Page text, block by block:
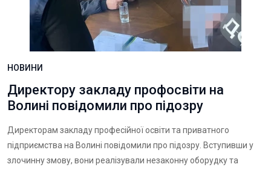
НОВИНИ
Директору закладу профосвіти на
Волині повідомили про підозру
Директорам закладу професійної освіти та приватного
підприємства на Волині повідомили про підозру. Вступивши у
злочинну змову, вони реалізували незаконну оборудку та